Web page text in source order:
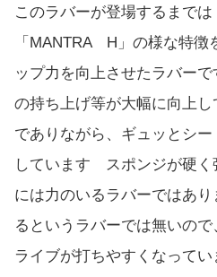
このラバーが登場するまで
「MANTRA H」の様な特徴
ップ力を向上させたラバー
の持ち上げ等が大幅に向上
でありながら、ギュッとシ
しています スポンジが硬く
には力のいるラバーではあ
るというラバーでは無いの
ライブが打ちやすくなって